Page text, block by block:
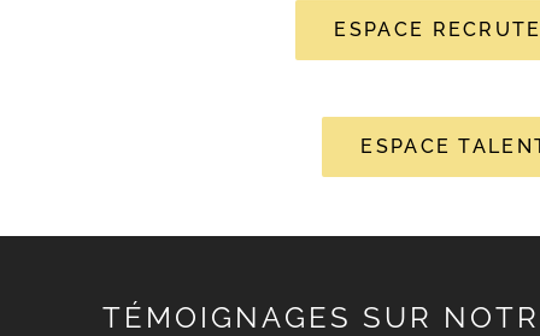
ESPACE
ESPACE
TÉMOIGNAGES SUR